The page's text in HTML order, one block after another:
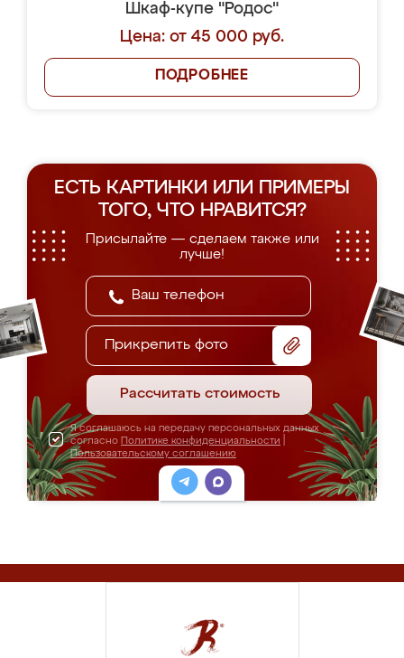
Шкаф-купе "Родос"
Цена: от 45 000 руб.
ПОДРОБНЕЕ
ЕСТЬ КАРТИНКИ ИЛИ ПРИМЕРЫ
ТОГО, ЧТО НРАВИТСЯ?
Присылайте — сделаем также или
лучше!
Прикрепить фото
Рассчитать стоимость
Я соглашаюсь на передачу персональных данных
согласно Политике конфиденциальности
Пользовательскому соглашению